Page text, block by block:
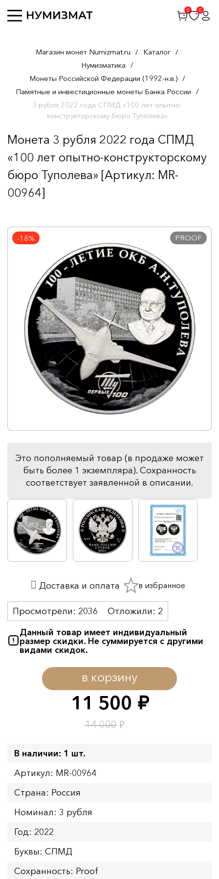
0 0
Магазин монет Numizmat.ru / Каталог /
Нумизматика /
Монеты Российской Федерации (1992-н.в.) /
Памятные и инвестиционные монеты Банка России /
3 рубля 2022 года СПМД «100 лет опытно-
конструкторскому бюро Туполева»
Монета 3 рубля 2022 года СПМД
«100 лет опытно-конструкторскому
бюро Туполева» [Артикул: MR-
00964]
-18% PROOF
Это пополняемый товар (в продаже может
быть более 1 экземпляра). Сохранность
соответствует заявленной в описании.
11 500 руб.
14 000 ₽
в корзину
Данный товар имеет индивидуальный
размер скидки. Не суммируется с другими
видами скидок.
Просмотрели: 2036 Отложили: 2
Доставка и оплата в избранное
В наличии: 1 шт.
Артикул: MR-00964
Страна: Россия
Номинал: 3 рубля
Год: 2022
Буквы: СПМД
Сохранность: Proof